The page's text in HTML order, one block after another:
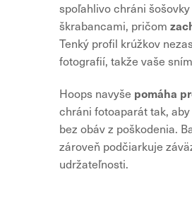
spoľahlivo chráni
škrabancami, pričom
Tenký profil krúžkov
fotografií, takže vaše
Hoops navyše pomáha
chráni fotoaparát tak,
bez obáv z poškodenia.
zároveň podčiarkuje
udržateľnosti.